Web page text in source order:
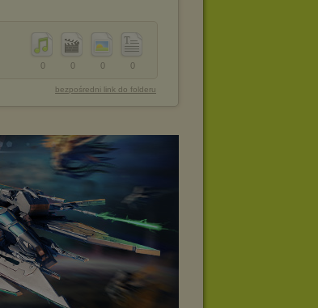
0
0
0
0
bezpośredni link do folderu